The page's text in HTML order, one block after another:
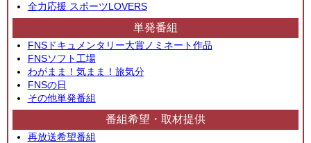
全力応援 スポーツLOVERS
単発番組
FNSドキュメンタリー大賞ノミネート作品
FNSソフト工場
わがまま！気まま！旅気分
FNSの日
その他単発番組
番組希望・取材提供
再放送希望番組